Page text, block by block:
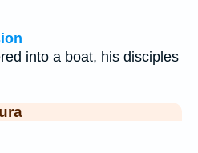
into a boat, his disciples